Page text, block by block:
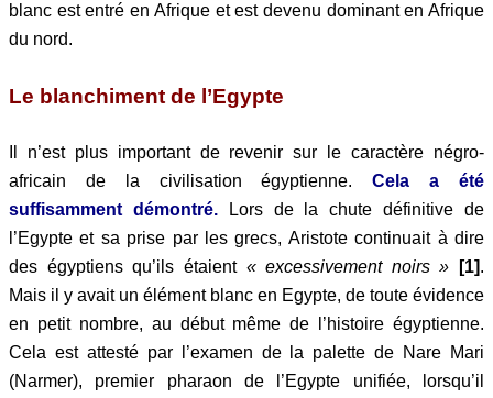
blanc est entré en Afrique et est devenu dominant en Afrique
du nord.
Le blanchiment de l’Egypte
Il n’est plus important de revenir sur le caractère négro-
africain de la civilisation égyptienne.Cela a été
suffisamment démontré.Lors de la chute définitive de
l’Egypte et sa prise par les grecs, Aristote continuait à dire
des égyptiens qu’ils étaient « excessivement noirs » [1].
Mais il y avait un élément blanc en Egypte, de toute évidence
en petit nombre, au début même de l’histoire égyptienne.
Cela est attesté par l’examen de la palette de Nare Mari
(Narmer), premier pharaon de l’Egypte unifiée, lorsqu’il